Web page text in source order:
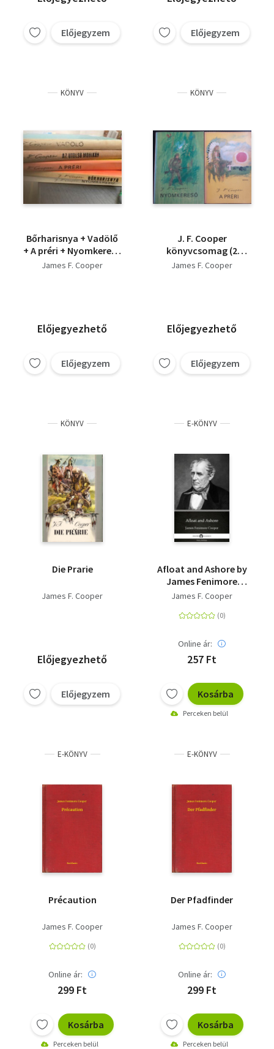
Előjegyzem Előjegyzem
KÖNYV
Bőrharisnya + Vadölő
+ A préri + Nyomkereső
+ Az utolsó mohikán
James F. Cooper
Előjegyezhető
Előjegyzem
KÖNYV
J. F. Cooper
könyvcsomag (2
darab)A préri,
James F. Cooper
Előjegyezhető
Előjegyzem
KÖNYV
Die Prarie
James F. Cooper
Előjegyezhető
Előjegyzem
E-KÖNYV
Afloat and Ashore by
James Fenimore
Cooper - Delphi
James F. Cooper
Online ár:
257 Ft
Kosárba
Perceken belül
E-KÖNYV
Précaution
James F. Cooper
Online ár:
299 Ft
Kosárba
Perceken belül
E-KÖNYV
Der Pfadfinder
James F. Cooper
Online ár:
299 Ft
Kosárba
Perceken belül